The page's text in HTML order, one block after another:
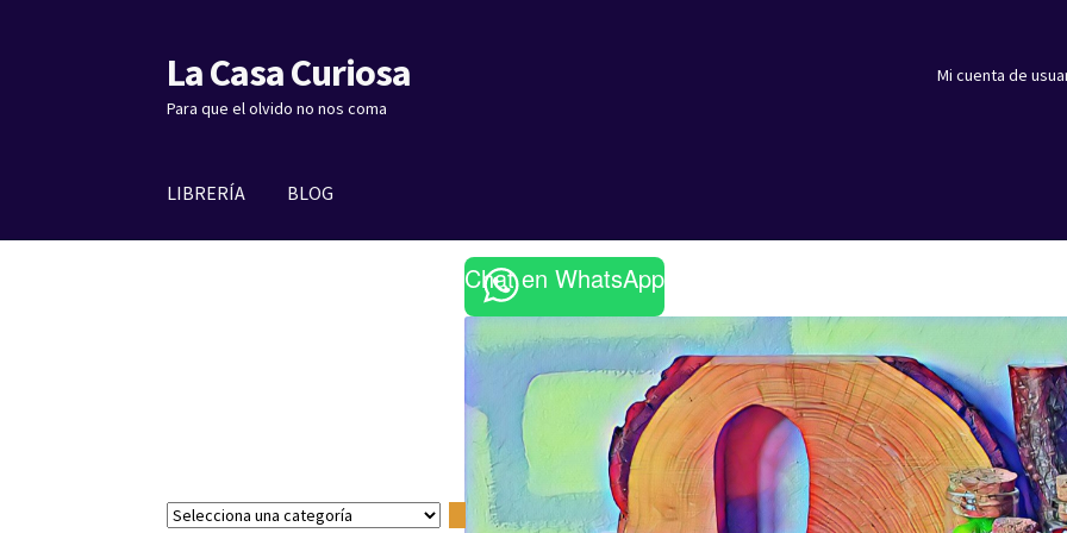
Ir
a
la
Ir
al
contenido
La Casa Curiosa
Para que el olvido no nos coma
Mi cuenta de
LIBRERÍA BLOG
S
Chat en WhatsApp